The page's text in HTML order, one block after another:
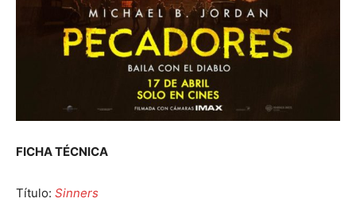
FICHA TÉCNICA
Título: Sinners